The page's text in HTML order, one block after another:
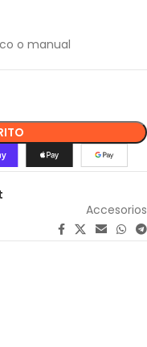
o manual
Accesorios